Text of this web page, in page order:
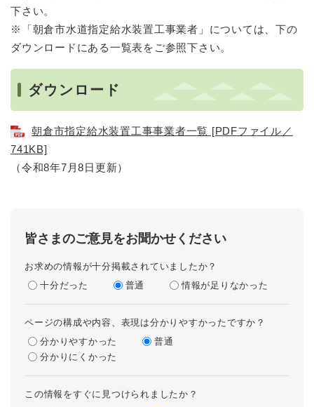
下さい。
※「朝倉市水道指定給水装置工事業者」については、下の
ダウンロードにある一覧表をご参照下さい。
ダウンロード
朝倉市指定給水装置工事事業者一覧 [PDFファイル／
741KB]
（令和8年7月8日更新）​
皆さまのご意見をお聞かせください
お求めの情報が十分掲載されていましたか？
十分だった
普通 情報が足りなかった
ページの構成や内容、表現は分かりやすかったですか？
分かりやすかった
普通
分かりにくかった
この情報をすぐに見つけられましたか？